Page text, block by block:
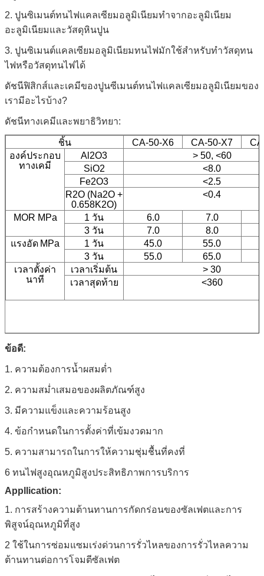
2. ปูนซิเมนต์ทนไฟแคลเซียมอลูมิเนียมทำจากอะลูมิเนียม
อะลูมิเนียมและวัสดุหินปูน
3. ปูนซิเมนต์แคลเซียมอลูมิเนียมทนไฟมักใช้สำหรับทำวัสดุทน
ไฟหรือวัสดุทนไฟได้
ดัชนีฟิสิกส์และเคมีของปูนซีเมนต์ทนไฟแคลเซียมอลูมิเนียมของ
เรามีอะไรบ้าง?
ดัชนีทางเคมีและพยาธิวิทยา:
ชิ้น CA-50-X6 CA-50-X7
องค์ประกอบ
ทางเคมี
Al2O3
> 50, <60
SiO2
<8.0
Fe2O3
<2.5
R2O (Na2O +
0.658K2O)
<0.4
MOR MPa 1 วัน 6.0
7.0
3 วัน
7.0
8.0
แรงอัด MPa 1 วัน 45.0 55.0
3 วัน
55.0 65.0
เวลาตั้งค่า
นาที
เวลาเริ่มต้น
> 30
เวลาสุดท้าย
<360
ข้อดี:
1. ความต้องการน้ำผสมต่ำ
2. ความสม่ำเสมอของผลิตภัณฑ์สูง
3. มีความแข็งและความร้อนสูง
4. ข้อกำหนดในการตั้งค่าที่เข้มงวดมาก
5. ความสามารถในการให้ความชุ่มชื้นที่คงที่
6 ทนไฟสูงอุณหภูมิสูงประสิทธิภาพการบริการ
Appllication:
1. การสร้างความต้านทานการกัดกร่อนของซัลเฟตและการ
พิสูจน์อุณหภูมิที่สูง
2 ใช้ในการซ่อมแซมเร่งด่วนการรั่วไหลของการรั่วไหลความ
ต้านทานต่อการโจมตีซัลเฟต